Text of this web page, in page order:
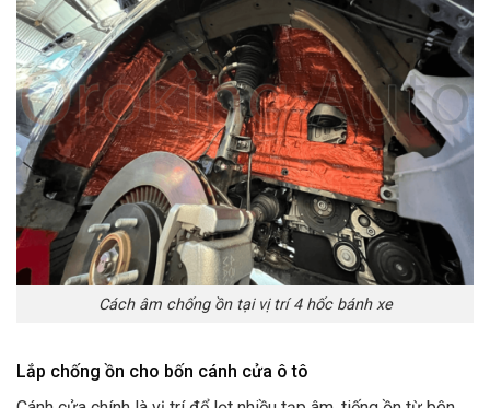
Cách âm chống ồn tại vị trí 4 hốc bánh xe
Lắp chống ồn cho bốn cánh cửa ô tô